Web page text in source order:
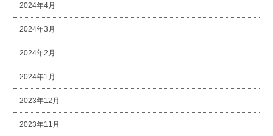
2024年4月
2024年3月
2024年2月
2024年1月
2023年12月
2023年11月